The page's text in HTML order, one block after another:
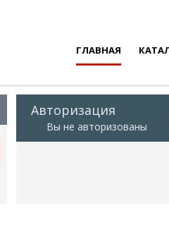
ГЛАВНАЯ
Авторизация
Вы не авторизованы